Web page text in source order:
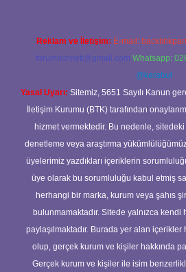
Reklam ve İletişim: E-mail:
forumhizmeti@gmail.com Whatsapp:
@karabul
Yasal Uyarı: Sitemiz, 5651 Sayılı Kanun
İletişim Kurumu (BTK) tarafından
hizmet vermektedir. Bu nedenle,
denetleme veya araştırma
üyelerimiz yazdıkları içeriklerin
üye olarak bu sorumluluğu kabul etmiş
herhangi bir marka, kurum veya şahıs
bulunmamaktadır. Sitede yalnızca kendi
paylaşılmaktadır. Burada yer alan içerikler
olup, gerçek kurum ve kişiler hakkında
Gerçek kurum ve kişiler ile isim